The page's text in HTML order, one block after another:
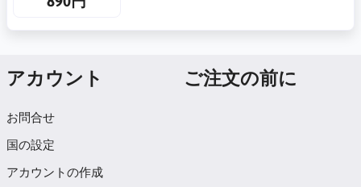
アカウント
お問合せ
国の設定
アカウントの作成
ご注文の前に